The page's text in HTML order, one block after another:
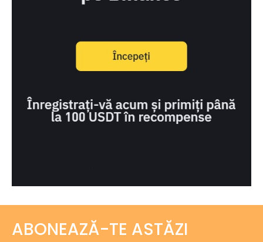
ABONEAZĂ-TE ASTĂZI